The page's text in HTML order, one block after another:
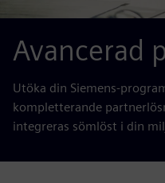
Avancerad
Utöka din Siemens-
kompletterande
integreras sömlöst i din